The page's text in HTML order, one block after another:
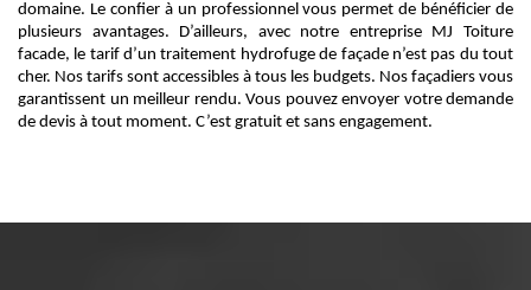
domaine. Le confier à un professionnel vous permet de bénéficier de
plusieurs avantages. D’ailleurs, avec notre entreprise MJ Toiture
facade, le tarif d’un traitement hydrofuge de façade n’est pas du tout
cher. Nos tarifs sont accessibles à tous les budgets. Nos façadiers vous
garantissent un meilleur rendu. Vous pouvez envoyer votre demande
de devis à tout moment. C’est gratuit et sans engagement.